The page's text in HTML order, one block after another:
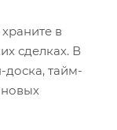
в
сделках. В
тайм-